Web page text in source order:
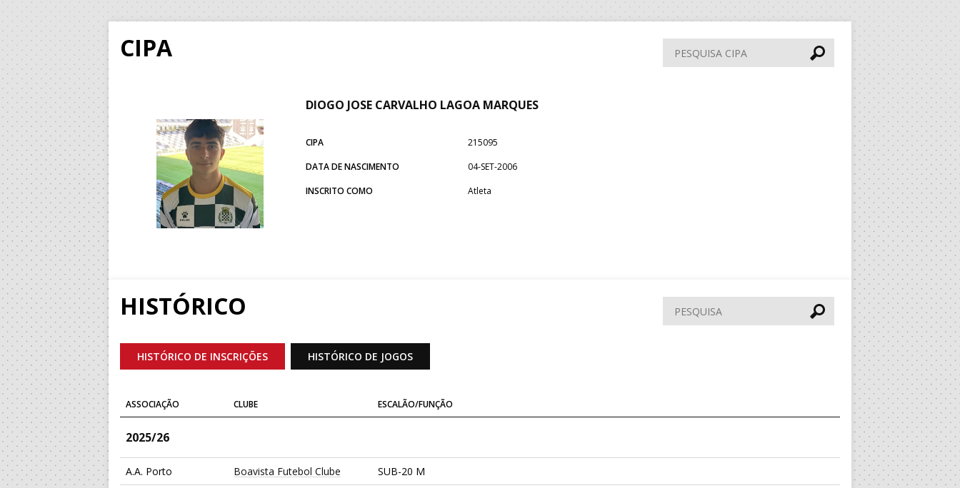
CIPA
Pesquisa
CIPA
DIOGO JOSE CARVALHO LAGOA MARQUES
CIPA
215095
DATA DE NASCIMENTO
04-SET-2006
INSCRITO COMO
Atleta
HISTÓRICO Pesquisar
HISTÓRICO DE INSCRIÇÕES HISTÓRICO DE JOGOS
ASSOCIAÇÃO CLUBE ESCALÃO/FUNÇÃO
2025/26
A.A. Porto Boavista Futebol Clube
SUB-20 M